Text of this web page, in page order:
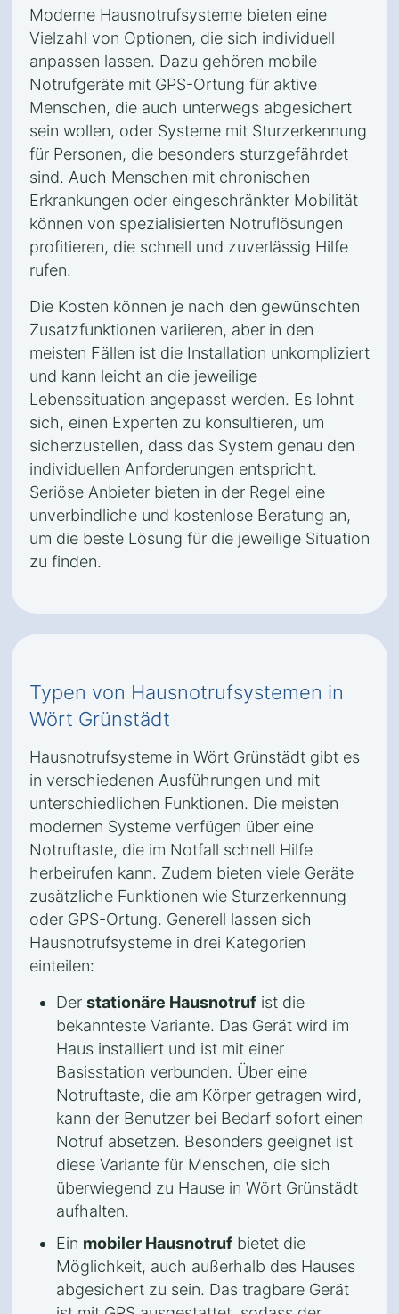
Moderne Hausnotrufsysteme bieten eine
Vielzahl von Optionen, die sich individuell
anpassen lassen. Dazu gehören mobile
Notrufgeräte mit GPS-Ortung für aktive
Menschen, die auch unterwegs abgesichert
sein wollen, oder Systeme mit Sturzerkennung
für Personen, die besonders sturzgefährdet
sind. Auch Menschen mit chronischen
Erkrankungen oder eingeschränkter Mobilität
können von spezialisierten Notruflösungen
profitieren, die schnell und zuverlässig Hilfe
rufen.
Die Kosten können je nach den gewünschten
Zusatzfunktionen variieren, aber in den
meisten Fällen ist die Installation unkompliziert
und kann leicht an die jeweilige
Lebenssituation angepasst werden. Es lohnt
sich, einen Experten zu konsultieren, um
sicherzustellen, dass das System genau den
individuellen Anforderungen entspricht.
Seriöse Anbieter bieten in der Regel eine
unverbindliche und kostenlose Beratung an,
um die beste Lösung für die jeweilige Situation
zu finden.
Typen von Hausnotrufsystemen in
Wört Grünstädt
Hausnotrufsysteme in Wört Grünstädt gibt es
in verschiedenen Ausführungen und mit
unterschiedlichen Funktionen. Die meisten
modernen Systeme verfügen über eine
Notruftaste, die im Notfall schnell Hilfe
herbeirufen kann. Zudem bieten viele Geräte
zusätzliche Funktionen wie Sturzerkennung
oder GPS-Ortung. Generell lassen sich
Hausnotrufsysteme in drei Kategorien
einteilen:
Der stationäre Hausnotruf ist die
bekannteste Variante. Das Gerät wird im
Haus installiert und ist mit einer
Basisstation verbunden. Über eine
Notruftaste, die am Körper getragen wird,
kann der Benutzer bei Bedarf sofort einen
Notruf absetzen. Besonders geeignet ist
diese Variante für Menschen, die sich
überwiegend zu Hause in Wört Grünstädt
aufhalten.
Ein mobiler Hausnotruf bietet die
Möglichkeit, auch außerhalb des Hauses
abgesichert zu sein. Das tragbare Gerät